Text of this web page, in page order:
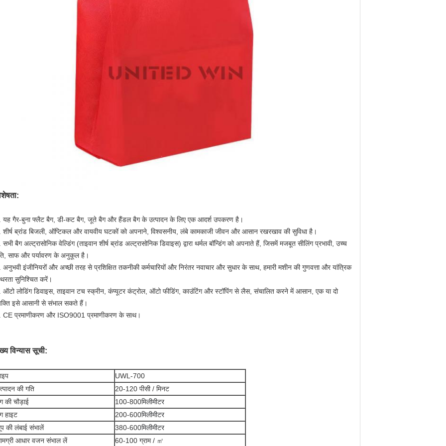
यह गैर-बुना फ्लैट बैग, डी-कट बैग, जूते बैग और हैंडल बैग के उत्पादन के लिए एक आदर्श उपकरण है।
शीर्ष ब्रांड बिजली, ऑप्टिकल और वायवीय घटकों को अपनाने, विश्वसनीय, लंबे कामकाजी जीवन और आसान रखरखाव की सुविधा है।
सभी बैग अल्ट्रासोनिक वेल्डिंग (ताइवान शीर्ष ब्रांड अल्ट्रासोनिक डिवाइस) द्वारा थर्मल बॉन्डिंग को अपनाते हैं, जिसमें मजबूत सीलिंग प्रभावी, उच्च
साफ और पर्यावरण के अनुकूल है।
अनुभवी इंजीनियरों और अच्छी तरह से प्रशिक्षित तकनीकी कर्मचारियों और निरंतर नवाचार और सुधार के साथ, हमारी मशीन की गुणवत्ता और यांत्रिक
सुनिश्चित करें।
ऑटो लोडिंग डिवाइस, ताइवान टच स्क्रीन, कंप्यूटर कंट्रोल, ऑटो फीडिंग, काउंटिंग और स्टॉपिंग से लैस, संचालित करने में आसान, एक या दो
इसे आसानी से संभाल सकते हैं।
CE प्रमाणीकरण और ISO9001 प्रमाणीकरण के साथ।
विन्यास सूची:
UWL-700
की गति
20-120 पीसी / मिनट
की चौड़ाई
100-800मिलीमीटर
हाइट
200-600मिलीमीटर
की लंबाई संभालें
380-600मिलीमीटर
आधार वजन संभाल लें
60-100 ग्राम / ㎡